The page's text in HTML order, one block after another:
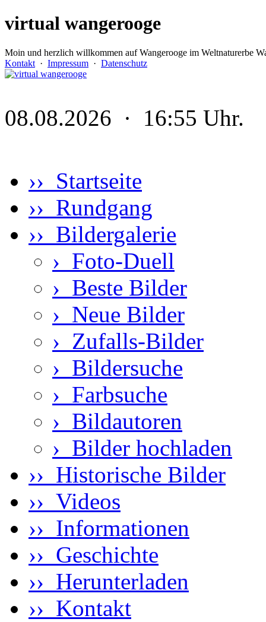
virtual wangerooge
Moin und herzlich willkommen auf Wangerooge im Weltnaturerbe
Kontakt · Impressum · Datenschutz
08.08.2026 · 16:55 Uhr.
›› Startseite
›› Rundgang
›› Bildergalerie
› Foto-Duell
› Beste Bilder
› Neue Bilder
› Zufalls-Bilder
› Bildersuche
› Farbsuche
› Bildautoren
› Bilder hochladen
›› Historische Bilder
›› Videos
›› Informationen
›› Geschichte
›› Herunterladen
›› Kontakt